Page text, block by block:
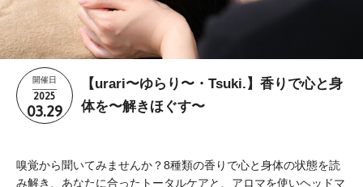
開催日
2025
03.29
【urari〜ゆらり〜・Tsuki.】香りで心と身
体を〜解きほぐす〜
嗅覚から聞いてみませんか？8種類の香りで心と身体の状態を読
み解き、あなたに合ったトータルケアと、アロマを使いヘッドマ